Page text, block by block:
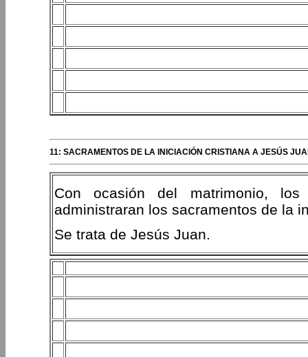
11: SACRAMENTOS DE LA INICIACIÓN CRISTIANA A JESÚS
Con ocasión del matrimonio,
administraran los sacramentos de la
Se trata de Jesús Juan.